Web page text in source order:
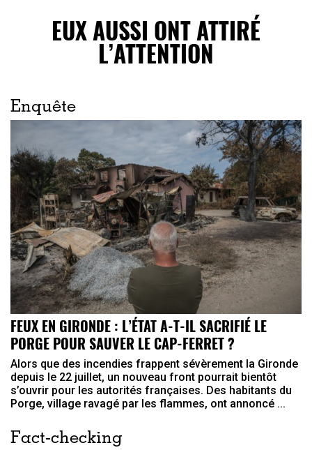
EUX AUSSI ONT ATTIRÉ
L’ATTENTION
Enquête
FEUX EN GIRONDE : L’ÉTAT A-T-IL SACRIFIÉ LE
PORGE POUR SAUVER LE CAP-FERRET ?
Alors que des incendies frappent sévèrement la Gironde
depuis le 22 juillet, un nouveau front pourrait bientôt
s’ouvrir pour les autorités françaises. Des habitants du
Porge, village ravagé par les flammes, ont annoncé ...
Fact-checking